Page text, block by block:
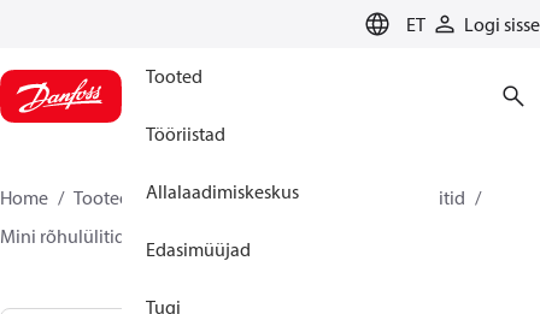
ET Logi sisse
Tooted
Tööriistad
Allalaadimiskeskus
Edasimüüjad
Tugi
Home Tooted Climate Solutions for cooling
Lülitid
Mini rõhulülitid